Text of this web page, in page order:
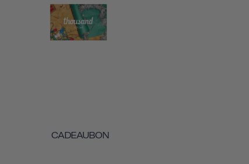
CADEAUBON